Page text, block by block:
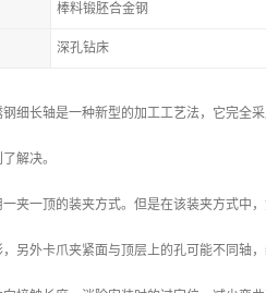
棒料锻胚合金钢
深孔钻床
细长轴是一种新型的加工工艺法，它完全
解决。
夹一顶的装夹方式。但是在该装夹方式中
另外卡爪夹紧面与顶层上的孔可能不同轴